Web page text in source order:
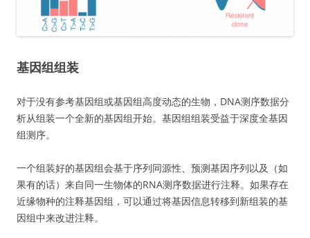
基因组组装
对于没有参考基因组或基因组高度动态的生物，DNA测序数据分
析从组装一个全新的基因组开始。基因组组装受益于深度全基因
组测序。
一个组装好的基因组会基于序列同源性、预测基因序列以及（如
果有的话）来自同一生物体的RNA测序数据进行注释。如果存在
近缘物种的注释基因组，可以通过将基因信息转移到新组装的基
因组中来改进注释。